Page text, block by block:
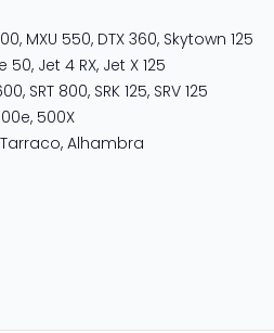
, MXU 550, DTX 360, Skytown 125
50, Jet 4 RX, Jet X 125
, SRT 800, SRK 125, SRV 125
, 500X
Tarraco, Alhambra